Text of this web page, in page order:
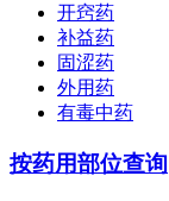
开窍药
补益药
固涩药
外用药
有毒中药
按药用部位查询